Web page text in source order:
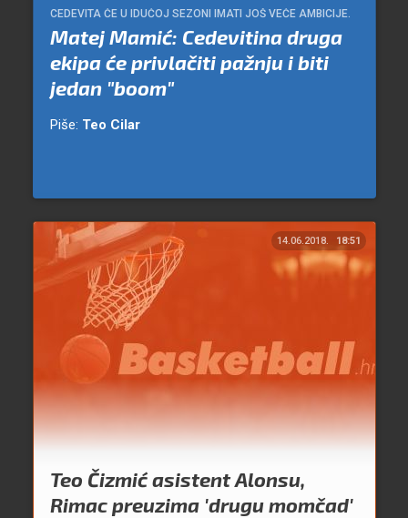
CEDEVITA ĆE U IDUĆOJ SEZONI IMATI JOŠ VEĆE AMBICIJE.
Matej Mamić: Cedevitina druga
ekipa će privlačiti pažnju i biti
jedan "boom"
Piše: Teo Cilar
14.06.2018. 18:51
Teo Čizmić asistent Alonsu,
Rimac preuzima 'drugu momčad'